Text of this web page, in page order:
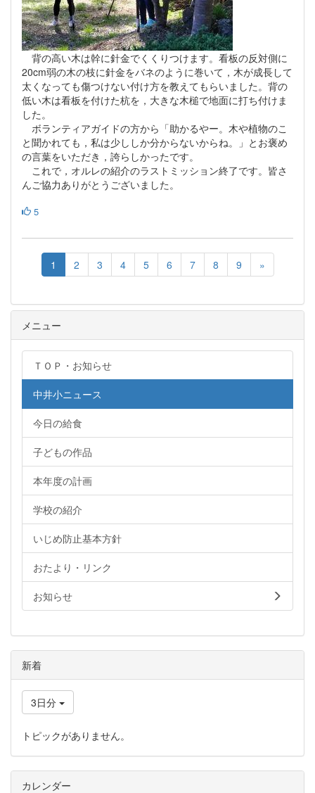
背の高い木は幹に針金でくくりつけます。看板の反対側に
20cm弱の木の枝に針金をバネのように巻いて，木が成長して
太くなっても傷つけない付け方を教えてもらいました。背の
低い木は看板を付けた杭を，大きな木槌で地面に打ち付けま
した。
ボランティアガイドの方から「助かるやー。木や植物のこ
と聞かれても，私は少ししか分からないからね。」とお褒め
の言葉をいただき，誇らしかったです。
これで，オルレの紹介のラストミッション終了です。皆さ
んご協力ありがとうございました。
5
1 2 3 4 5 6 7 8 9 »
メニュー
ＴＯＰ・お知らせ
中井小ニュース
今日の給食
子どもの作品
本年度の計画
学校の紹介
いじめ防止基本方針
おたより・リンク
お知らせ
新着
3日分
トピックがありません。
カレンダー